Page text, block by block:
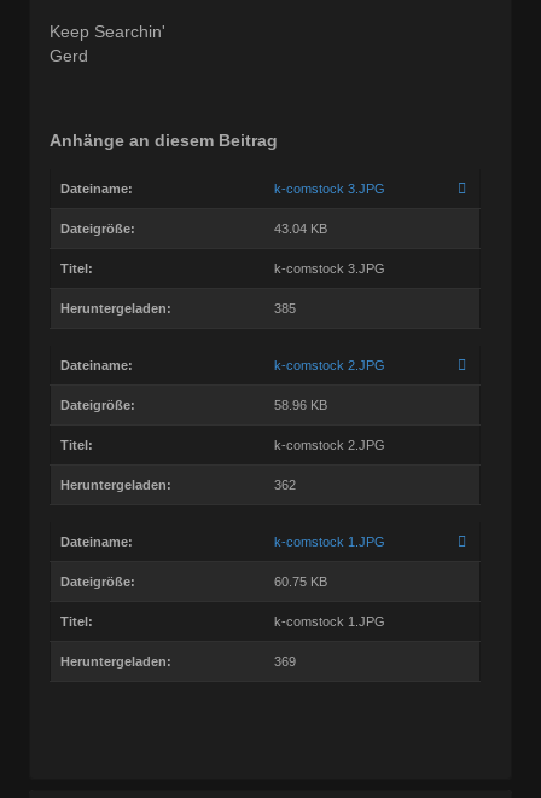
Keep Searchin'
Gerd
Anhänge an diesem Beitrag
Dateiname: k-comstock 3.JPG
Dateigröße: 43.04 KB
Titel: k-comstock 3.JPG
Heruntergeladen: 385
Dateiname: k-comstock 2.JPG
Dateigröße: 58.96 KB
Titel: k-comstock 2.JPG
Heruntergeladen: 362
Dateiname: k-comstock 1.JPG
Dateigröße: 60.75 KB
Titel: k-comstock 1.JPG
Heruntergeladen: 369